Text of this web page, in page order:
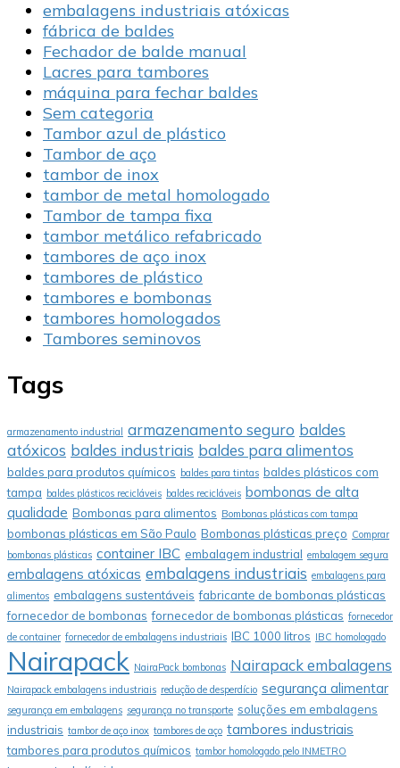
embalagens industriais atóxicas
fábrica de baldes
Fechador de balde manual
Lacres para tambores
máquina para fechar baldes
Sem categoria
Tambor azul de plástico
Tambor de aço
tambor de inox
tambor de metal homologado
Tambor de tampa fixa
tambor metálico refabricado
tambores de aço inox
tambores de plástico
tambores e bombonas
tambores homologados
Tambores seminovos
Tags
armazenamento industrial armazenamento seguro baldes
atóxicos baldes industriais baldes para alimentos
baldes para produtos químicos baldes para tintas baldes plásticos com
tampa baldes plásticos recicláveis baldes recicláveis bombonas de alta
qualidade Bombonas para alimentos Bombonas plásticas com tampa
bombonas plásticas em São Paulo Bombonas plásticas preço Comprar
bombonas plásticas container IBC embalagem industrial embalagem segura
embalagens atóxicas embalagens industriais embalagens para
alimentos embalagens sustentáveis fabricante de bombonas plásticas
fornecedor de bombonas fornecedor de bombonas plásticas fornecedor
de container fornecedor de embalagens industriais IBC 1000 litros IBC homologado
Nairapack NairaPack bombonas Nairapack embalagens
Nairapack embalagens industriais redução de desperdício segurança alimentar
segurança em embalagens segurança no transporte soluções em embalagens
industriais tambor de aço inox tambores de aço tambores industriais
tambores para produtos químicos tambor homologado pelo INMETRO